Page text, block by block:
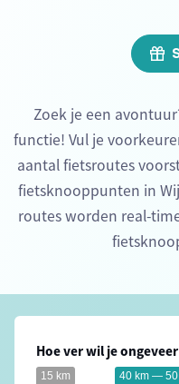
Zoek je een
functie! Vul je
aantal fietsroutes
fietsknooppunten in
routes worden real-
Hoe ver wil je
15 km 40 km — 50